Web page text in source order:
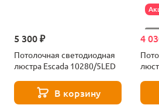
5 300 ₽
Потолочная светодиодная
люстра Escada 10280/5LED
В корзину
4